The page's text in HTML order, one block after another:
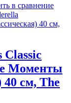
в сравнение
Classic
Моменты
см, The